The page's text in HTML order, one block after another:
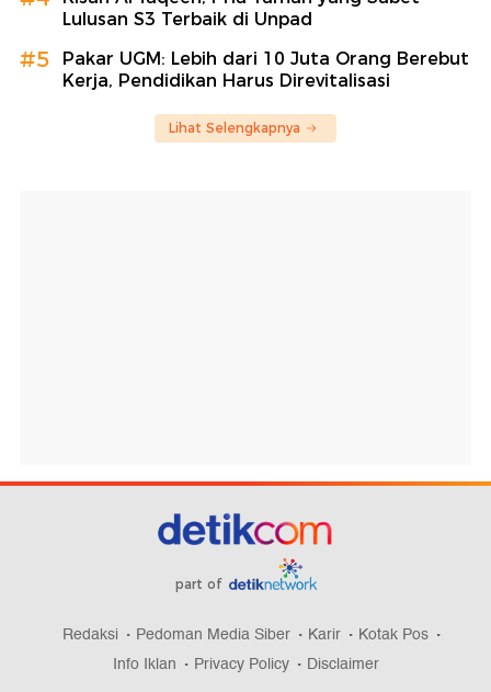
Lulusan S3 Terbaik di Unpad
#5
Pakar UGM: Lebih dari 10 Juta Orang Berebut
Kerja, Pendidikan Harus Direvitalisasi
Lihat Selengkapnya
part of
Redaksi Pedoman Media Siber Karir
Kotak Pos
Info Iklan
Privacy Policy Disclaimer